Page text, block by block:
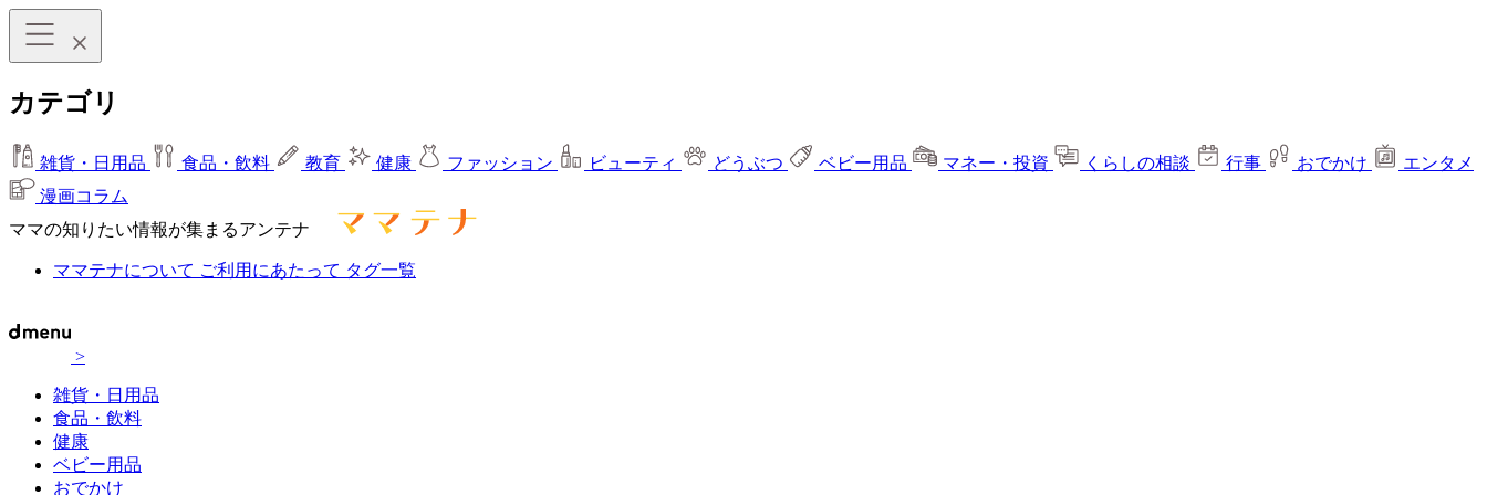
カテゴリ
雑貨・日用品 食品・飲料 教育 健康 ファッション ビューティ どうぶつ ベビー用品 マネー・投資 くらしの相談 行事 おでかけ
エンタメ
漫画コラム
ママの知りたい情報が集まるアンテナ
ママテナについて ご利用にあたって タグ一覧
>
雑貨・日用品
食品・飲料
健康
ベビー用品
おでかけ